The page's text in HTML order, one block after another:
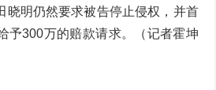
晓明仍然要求被告停止侵权，并首
予300万的赔款请求。（记者霍坤